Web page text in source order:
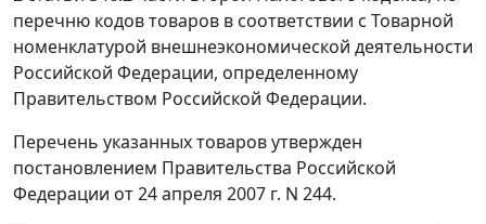
перечню кодов товаров в соответствии с Товарной
номенклатурой внешнеэкономической деятельности
Российской Федерации, определенному
Правительством Российской Федерации.
Перечень указанных товаров утвержден
постановлением Правительства Российской
Федерации от 24 апреля 2007 г. N 244.